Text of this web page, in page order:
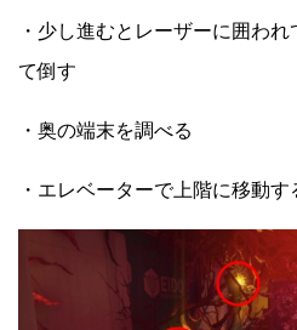
・少し進むとレーザーに囲われ
て倒す
・奥の端末を調べる
・エレベーターで上階に移動